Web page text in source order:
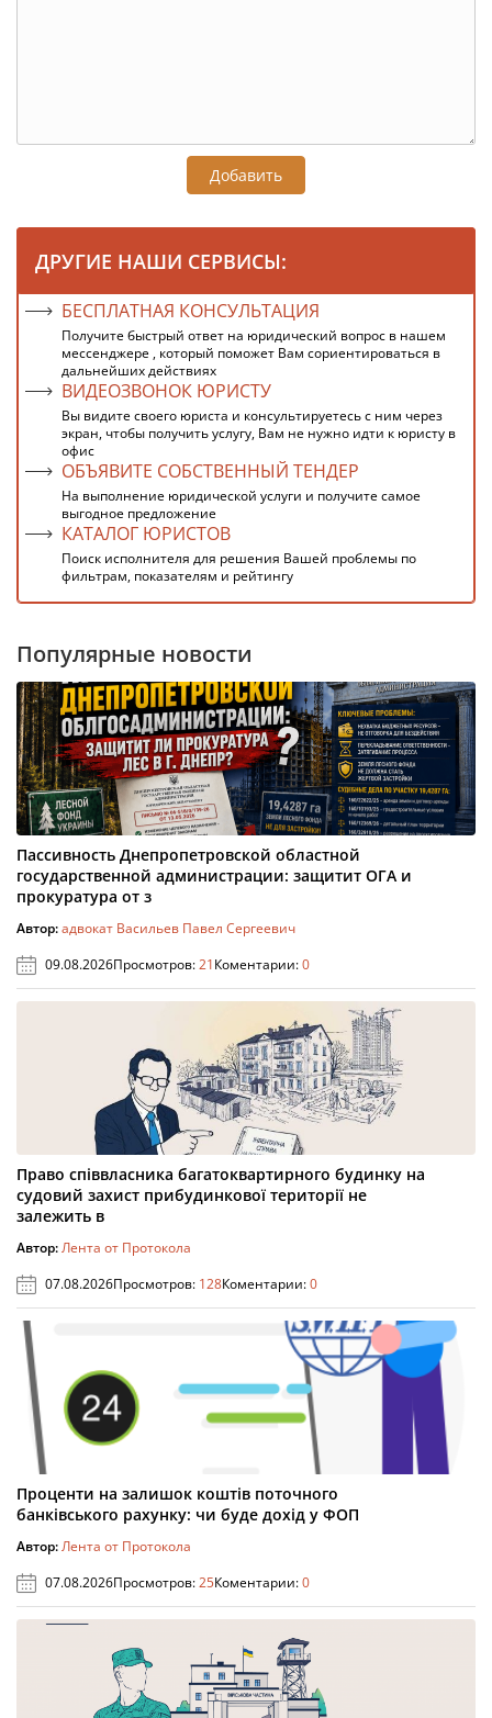
Добавить
ДРУГИЕ НАШИ СЕРВИСЫ:
БЕСПЛАТНАЯ КОНСУЛЬТАЦИЯ
Получите быстрый ответ на юридический вопрос в нашем
мессенджере , который поможет Вам сориентироваться в
дальнейших действиях
ВИДЕОЗВОНОК ЮРИСТУ
Вы видите своего юриста и консультируетесь с ним через
экран, чтобы получить услугу, Вам не нужно идти к юристу в
офис
ОБЪЯВИТЕ СОБСТВЕННЫЙ ТЕНДЕР
На выполнение юридической услуги и получите самое
выгодное предложение
КАТАЛОГ ЮРИСТОВ
Поиск исполнителя для решения Вашей проблемы по
фильтрам, показателям и рейтингу
Популярные новости
Пассивность Днепропетровской областной
государственной администрации: защитит ОГА и
прокуратура от з
Автор:адвокат Васильев Павел Сергеевич
09.08.2026Просмотров:21Коментарии:0
Право співвласника багатоквартирного будинку на
судовий захист прибудинкової території не
залежить в
Автор:Лента от Протокола
07.08.2026Просмотров: 128Коментарии:0
Проценти на залишок коштів поточного
банківського рахунку: чи буде дохід у ФОП
Автор:Лента от Протокола
07.08.2026Просмотров:25Коментарии:0